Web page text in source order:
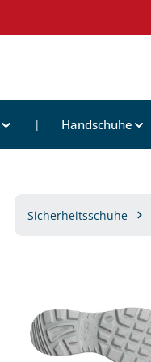
Handschuhe
Sicherheitsschuhe